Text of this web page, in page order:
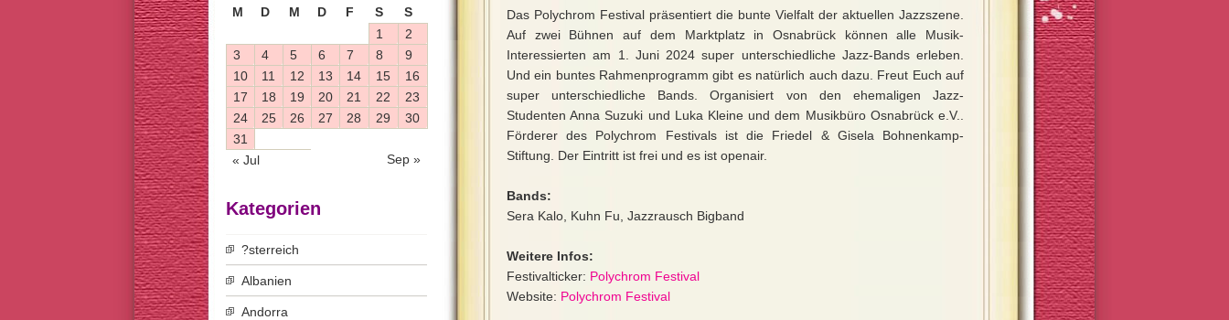
Das Polychrom Festival präsentiert die bunte Vielfalt der aktuellen Jazzszene.
Auf zwei Bühnen auf dem Marktplatz in Osnabrück können alle Musik-
Interessierten am 1. Juni 2024 super unterschiedliche Jazz-Bands erleben.
Und ein buntes Rahmenprogramm gibt es natürlich auch dazu. Freut Euch auf
super unterschiedliche Bands. Organisiert von den ehemaligen Jazz-
Studenten Anna Suzuki und Luka Kleine und dem Musikbüro Osnabrück e.V..
Förderer des Polychrom Festivals ist die Friedel & Gisela Bohnenkamp-
Stiftung. Der Eintritt ist frei und es ist openair.
Bands:
Sera Kalo, Kuhn Fu, Jazzrausch Bigband
Weitere Infos:
Festivalticker: Polychrom Festival
Website: Polychrom Festival
M
D M D F S S
« Jul Sep »
1
2
3
4 5 6 7 8
9
10
11 12 13 14 15
16
17
18 19 20 21 22
23
24
25 26 27 28 29
30
31
Kategorien
?sterreich
Albanien
Andorra